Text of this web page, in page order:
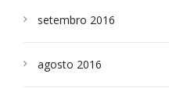
setembro 2016
agosto 2016